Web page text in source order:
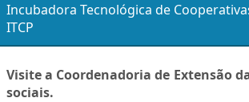
Incubadora Tecnológica de
ITCP
Visite a Coordenadoria de Extensão
sociais.